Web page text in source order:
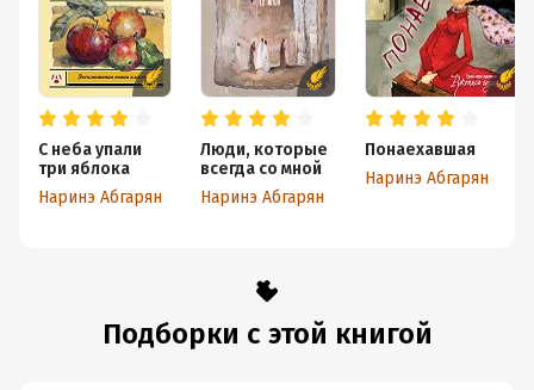
С неба упали
три яблока
Наринэ Абгарян
Люди, которые
всегда со мной
Наринэ Абгарян
Понаехавшая
Наринэ Абгарян
Подборки с этой книгой